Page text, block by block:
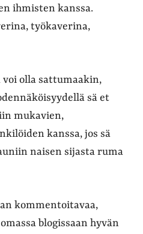
ihmisten kanssa.
työkaverina,
voi olla sattumaakin,
sä et
mukavien,
kanssa, jos sä
naisen sijasta ruma
kommentoitavaa,
blogissaan hyvän